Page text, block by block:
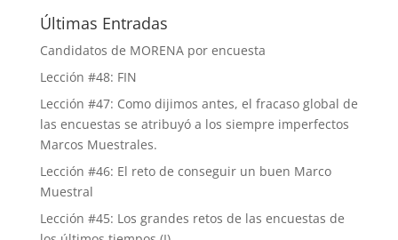
Últimas Entradas
Candidatos de MORENA por encuesta
Lección #48: FIN
Lección #47: Como dijimos antes, el fracaso global de
las encuestas se atribuyó a los siempre imperfectos
Marcos Muestrales.
Lección #46: El reto de conseguir un buen Marco
Muestral
Lección #45: Los grandes retos de las encuestas de